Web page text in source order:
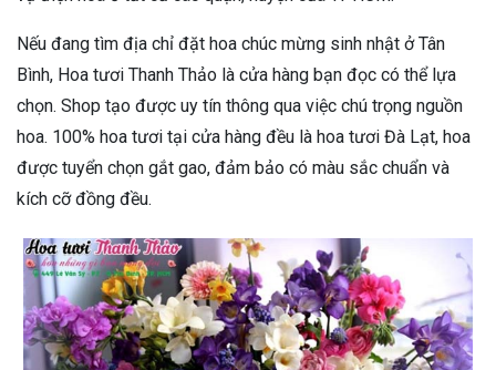
Nếu đang tìm địa chỉ đặt hoa chúc mừng sinh nhật ở Tân
Bình, Hoa tươi Thanh Thảo là cửa hàng bạn đọc có thể lựa
chọn. Shop tạo được uy tín thông qua việc chú trọng nguồn
hoa. 100% hoa tươi tại cửa hàng đều là hoa tươi Đà Lạt, hoa
được tuyển chọn gắt gao, đảm bảo có màu sắc chuẩn và
kích cỡ đồng đều.